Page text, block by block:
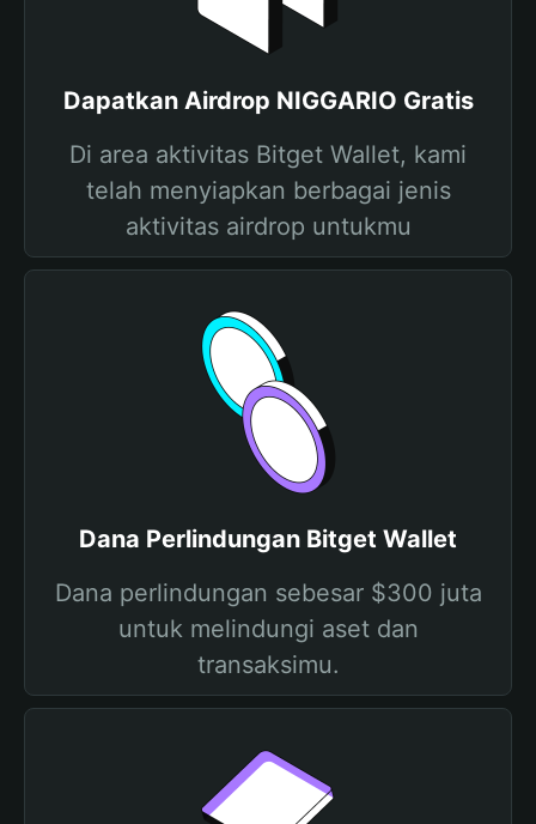
Dapatkan Airdrop NIGGARIO Gratis
Di area aktivitas Bitget Wallet, kami
telah menyiapkan berbagai jenis
aktivitas airdrop untukmu
Dana Perlindungan Bitget Wallet
Dana perlindungan sebesar $300 juta
untuk melindungi aset dan
transaksimu.